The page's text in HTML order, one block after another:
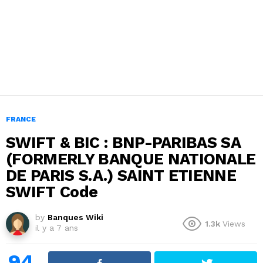
FRANCE
SWIFT & BIC : BNP-PARIBAS SA
(FORMERLY BANQUE NATIONALE
DE PARIS S.A.) SAINT ETIENNE
SWIFT Code
by Banques Wiki
il y a 7 ans
1.3k Views